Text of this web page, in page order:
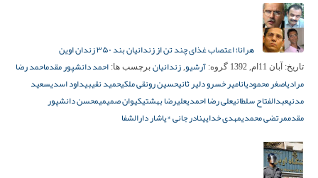
هرانا؛ اعتصاب غذای چند تن از زندانیان بند ۳۵۰ زندان اوین
تاریخ: آبان 11ام, 1392 گروه: آرشیو, زندانیان برچسب ها: احمد دانشپور مقدماحمد رضا
مرادیاصغر محمودیانامیر خسرو دلیر ثانیحسین رونقی ملکیحمید نقیبیداود اسدیسعید
مدنیعبدالفتاح سلطانیعلی رضا احمدیعلیرضا بهشتیکیوان صمیمیمحسن دانشپور
مقدممرتضی محمدیمهدی خدایینادر جانی *یاشار دارالشفا